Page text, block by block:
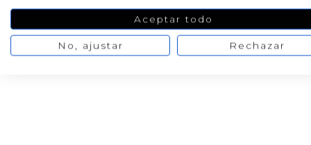
Aceptar todo
No, ajustar Rechazar